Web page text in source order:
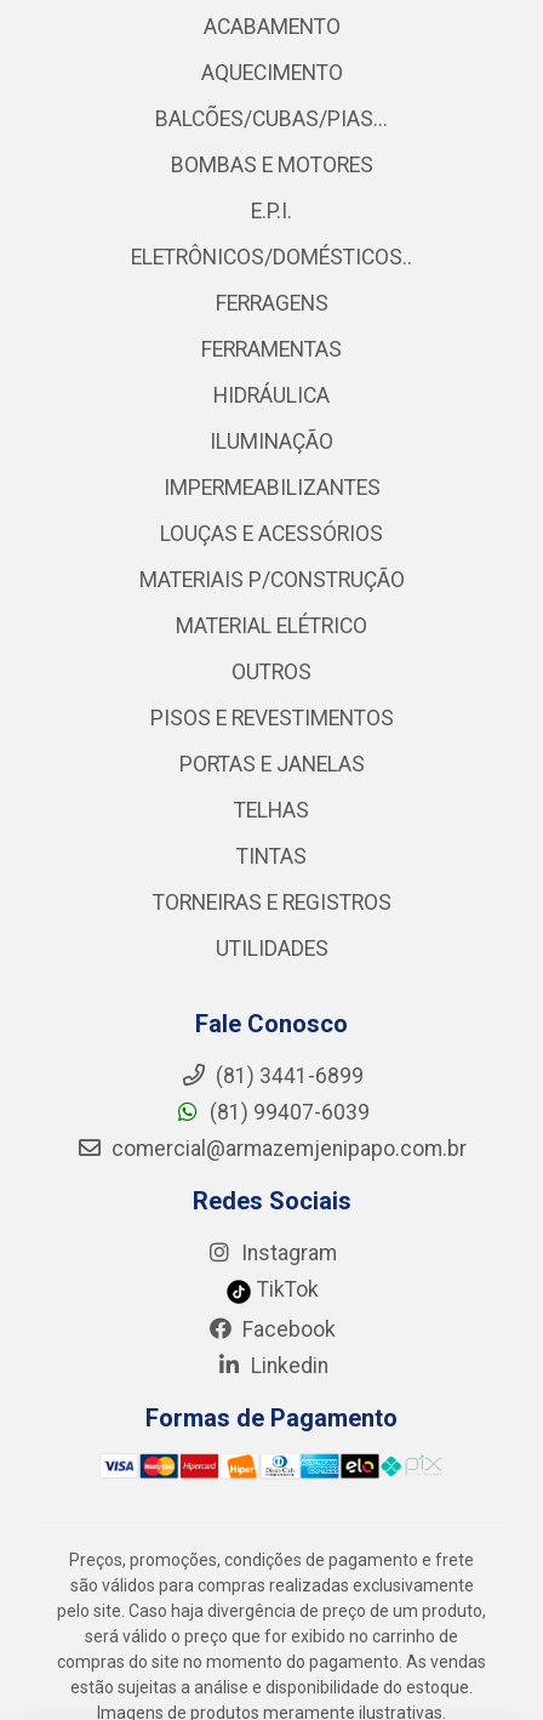
ACABAMENTO
AQUECIMENTO
BALCÕES/CUBAS/PIAS...
BOMBAS E MOTORES
E.P.I.
ELETRÔNICOS/DOMÉSTICOS..
FERRAGENS
FERRAMENTAS
HIDRÁULICA
ILUMINAÇÃO
IMPERMEABILIZANTES
LOUÇAS E ACESSÓRIOS
MATERIAIS P/CONSTRUÇÃO
MATERIAL ELÉTRICO
OUTROS
PISOS E REVESTIMENTOS
PORTAS E JANELAS
TELHAS
TINTAS
TORNEIRAS E REGISTROS
UTILIDADES
Fale Conosco
(81) 3441-6899
(81) 99407-6039
comercial@armazemjenipapo.com.br
Redes Sociais
Instagram
TikTok
Facebook
Linkedin
Formas de Pagamento
Preços, promoções, condições de pagamento e frete
são válidos para compras realizadas exclusivamente
pelo site. Caso haja divergência de preço de um produto,
será válido o preço que for exibido no carrinho de
compras do site no momento do pagamento. As vendas
estão sujeitas a análise e disponibilidade do estoque.
Imagens de produtos meramente ilustrativas.